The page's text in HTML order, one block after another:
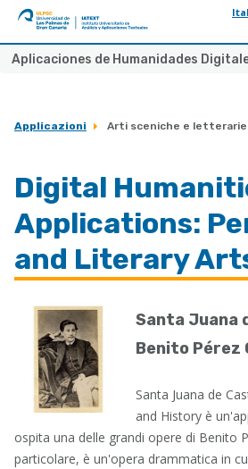
ULPGC
Ir
de
Aplicaciones de Humanidades
Applicazioni Arti sceniche e letterarie
Digital
Applications:
and Literary
Santa Juana
Benito Pérez
Santa Juana de
and History è
ospita una delle grandi opere di Benito
particolare, è un'opera drammatica in